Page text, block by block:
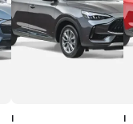
I I